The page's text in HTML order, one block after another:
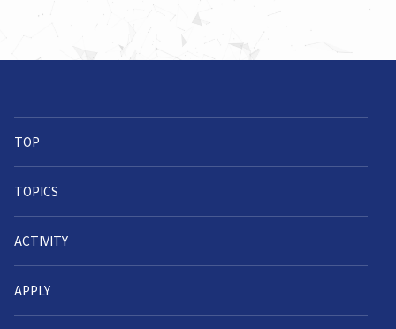
TOP
TOPICS
ACTIVITY
APPLY